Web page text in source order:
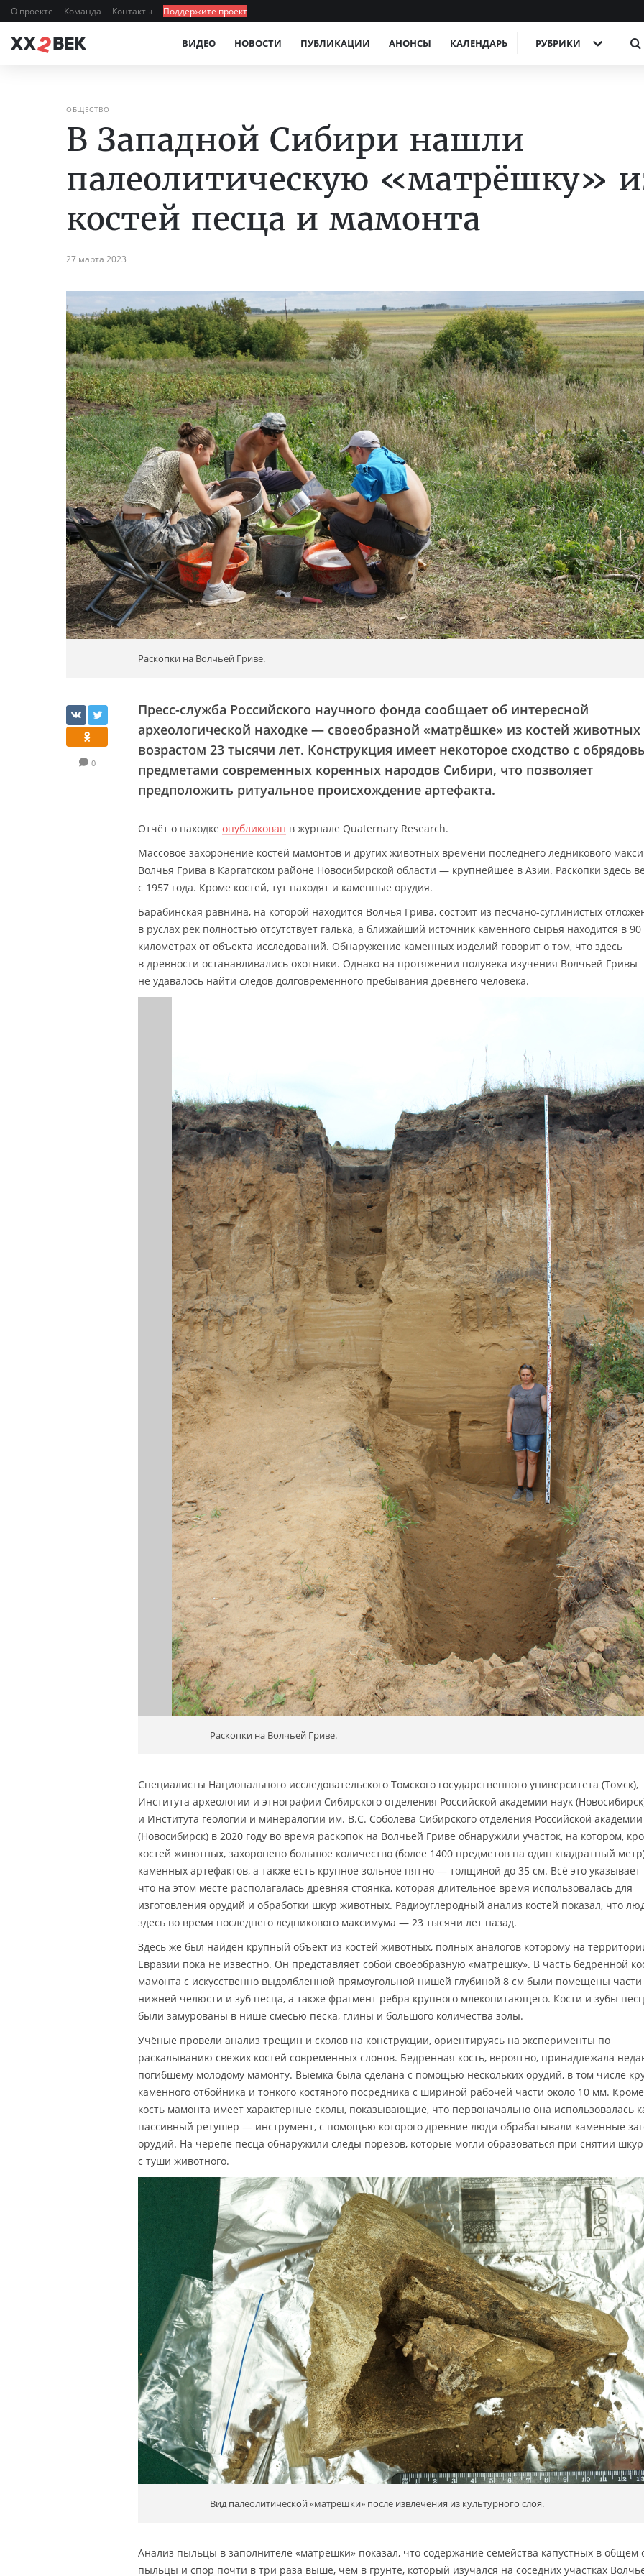
О проекте Команда Контакты Поддержите проект
ВИДЕО НОВОСТИ ПУБЛИКАЦИИ АНОНСЫ КАЛЕНДАРЬ РУБРИКИ
ОБЩЕСТВО
В Западной Сибири нашли
палеолитическую «матрёшку»
костей песца и мамонта
27 марта 2023
Раскопки на Волчьей Гриве.
0
Пресс-служба Российского научного фонда сообщает об интересной
археологической находке — своеобразной «матрёшке» из костей животных
возрастом 23 тысячи лет. Конструкция имеет некоторое сходство с
предметами современных коренных народов Сибири, что позволяет
предположить ритуальное происхождение артефакта.
Отчёт о находке опубликован в журнале Quaternary Research.
Массовое захоронение костей мамонтов и других животных времени последнего ледникового
Волчья Грива в Каргатском районе Новосибирской области — крупнейшее в Азии. Раскопки здесь
с 1957 года. Кроме костей, тут находят и каменные орудия.
Барабинская равнина, на которой находится Волчья Грива, состоит из песчано-суглинистых
в руслах рек полностью отсутствует галька, а ближайший источник каменного сырья находится в 90
километрах от объекта исследований. Обнаружение каменных изделий говорит о том, что здесь
в древности останавливались охотники. Однако на протяжении полувека изучения Волчьей Гривы
не удавалось найти следов долговременного пребывания древнего человека.
Раскопки на Волчьей Гриве.
Специалисты Национального исследовательского Томского государственного университета (Томск),
Института археологии и этнографии Сибирского отделения Российской академии наук
и Института геологии и минералогии им. В.С. Соболева Сибирского отделения Российской
(Новосибирск) в 2020 году во время раскопок на Волчьей Гриве обнаружили участок, на котором,
костей животных, захоронено большое количество (более 1400 предметов на один квадратный
каменных артефактов, а также есть крупное зольное пятно — толщиной до 35 см. Всё это указывает
что на этом месте располагалась древняя стоянка, которая длительное время использовалась для
изготовления орудий и обработки шкур животных. Радиоуглеродный анализ костей показал, что
здесь во время последнего ледникового максимума — 23 тысячи лет назад.
Здесь же был найден крупный объект из костей животных, полных аналогов которому на
Евразии пока не известно. Он представляет собой своеобразную «матрёшку». В часть бедренной
мамонта с искусственно выдолбленной прямоугольной нишей глубиной 8 см были помещены
нижней челюсти и зуб песца, а также фрагмент ребра крупного млекопитающего. Кости и зубы
были замурованы в нише смесью песка, глины и большого количества золы.
Учёные провели анализ трещин и сколов на конструкции, ориентируясь на эксперименты по
раскалыванию свежих костей современных слонов. Бедренная кость, вероятно, принадлежала
погибшему молодому мамонту. Выемка была сделана с помощью нескольких орудий, в том числе
каменного отбойника и тонкого костяного посредника с шириной рабочей части около 10 мм. Кроме
кость мамонта имеет характерные сколы, показывающие, что первоначально она использовалась
пассивный ретушер — инструмент, с помощью которого древние люди обрабатывали каменные
орудий. На черепе песца обнаружили следы порезов, которые могли образоваться при снятии
с туши животного.
Вид палеолитической «матрёшки» после извлечения из культурного слоя.
Анализ пыльцы в заполнителе «матрешки» показал, что содержание семейства капустных в общем
пыльцы и спор почти в три раза выше, чем в грунте, который изучался на соседних участках